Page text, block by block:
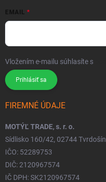
EMAIL
Vložením e-mailu súhlasíte s
Prihlásiť sa
FIREMNÉ ÚDAJE
MOTÝĽ TRADE, s. r. o.
Sídlisko 160/42, 02744 Tvrdošín
IČO: 52289753
DIČ: 2120967574
IČ DPH: SK2120967574